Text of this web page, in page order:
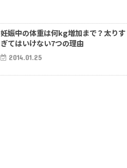
妊娠中の体重は何kg増加まで？太りす
ぎてはいけない7つの理由
2014.01.25